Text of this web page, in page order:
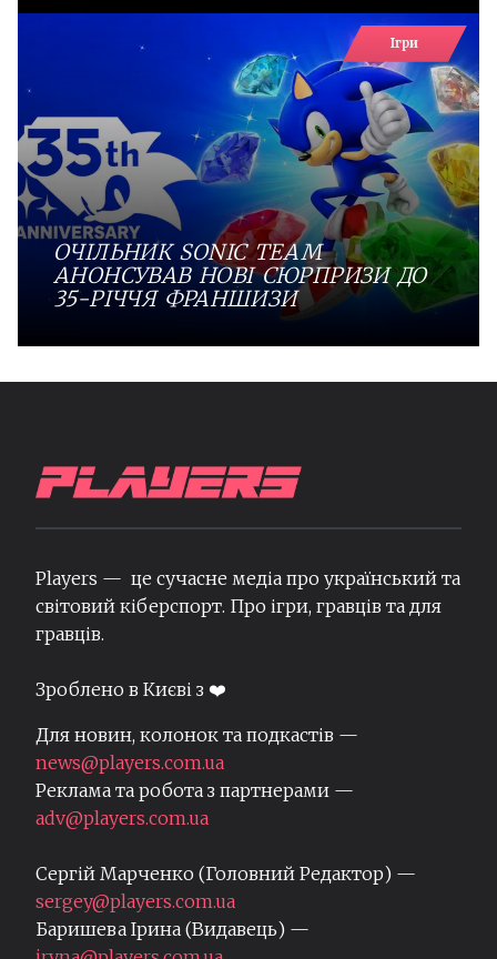
Ігри
ОЧІЛЬНИК SONIC TEAM
АНОНСУВАВ НОВІ СЮРПРИЗИ ДО
35-РІЧЧЯ ФРАНШИЗИ
Players — це сучасне медіа про український та
світовий кіберспорт. Про ігри, гравців та для
гравців.
Зроблено в Києві з ❤️
Для новин, колонок та подкастів —
news@players.com.ua
Реклама та робота з партнерами —
adv@players.com.ua
Сергій Марченко (Головний Редактор) —
sergey@players.com.ua
Баришева Ірина (Видавець) —